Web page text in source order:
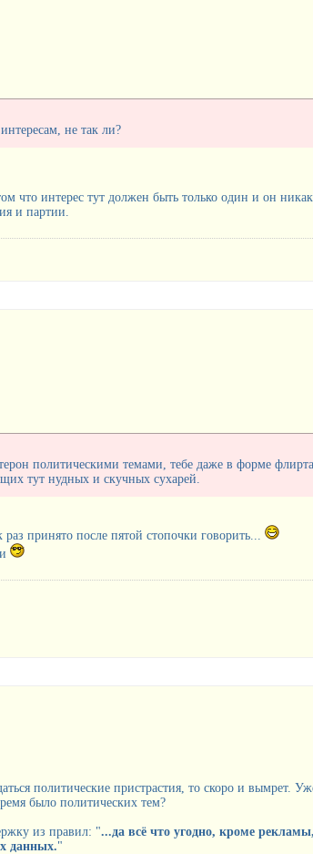
не так ли?
что интерес тут должен быть только один и он
и партии.
политическими темами, тебе даже в форме
тут нудных и скучных сухарей.
принято после пятой стопочки говорить...
политические пристрастия, то скоро и вымрет.
было политических тем?
из правил: "...да всё что угодно, кроме
данных."